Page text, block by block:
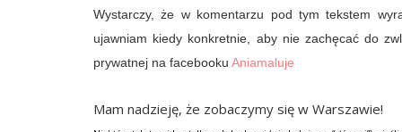
Wystarczy, że w komentarzu pod tym tekstem
ujawniam kiedy konkretnie, aby nie zachęcać do
prywatnej na facebooku Aniamaluje
Mam nadzieję, że zobaczymy się w Warszawie!